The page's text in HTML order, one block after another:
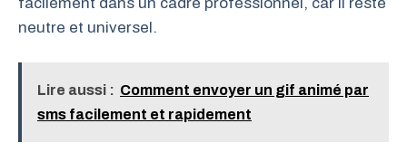
neutre et universel.
Lire aussi : Comment envoyer un gif animé par
sms facilement et rapidement